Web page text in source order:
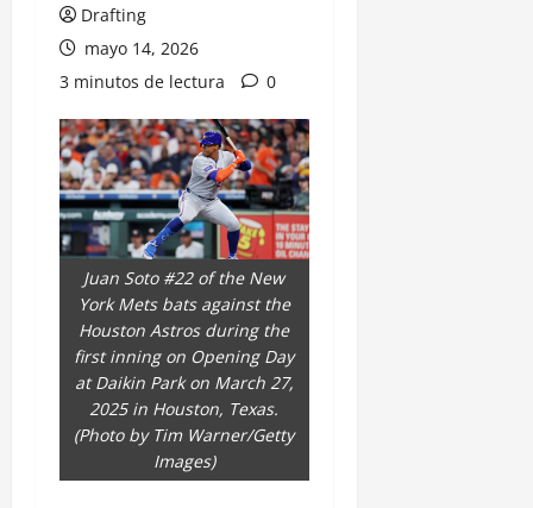
Drafting
mayo 14, 2026
3 minutos de lectura
0
Juan Soto #22 of the New
York Mets bats against the
Houston Astros during the
first inning on Opening Day
at Daikin Park on March 27,
2025 in Houston, Texas.
(Photo by Tim Warner/Getty
Images)